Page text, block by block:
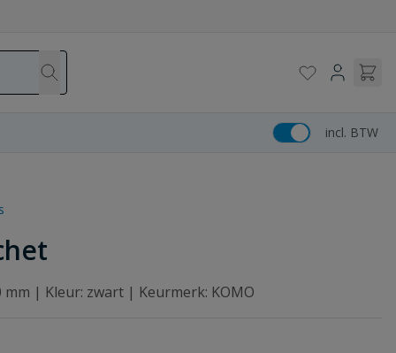
incl. BTW
| Kleur: zwart | Keurmerk: KOMO